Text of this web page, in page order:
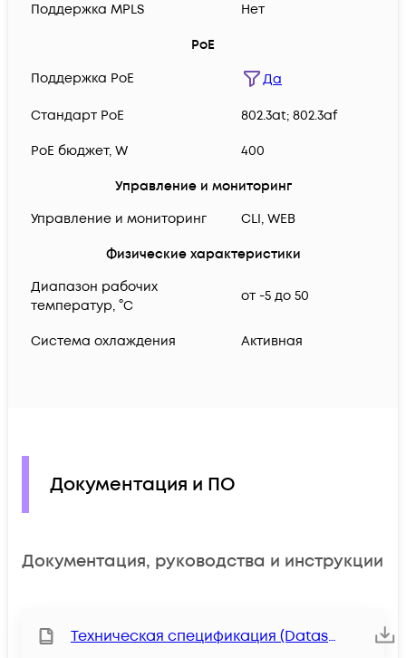
Поддержка MPLS Нет
PoE
Поддержка PoE
Да
Cтандарт PoE 802.3at; 802.3af
PoE бюджет, W 400
Управление и мониторинг
Управление и мониторинг
CLI, WEB
Физические характеристики
Диапазон рабочих
температур, °C
от -5 до 50
Система охлаждения Активная
Документация и ПО
Документация, руководства и инструкции
Техническая спецификация (Datasheet)